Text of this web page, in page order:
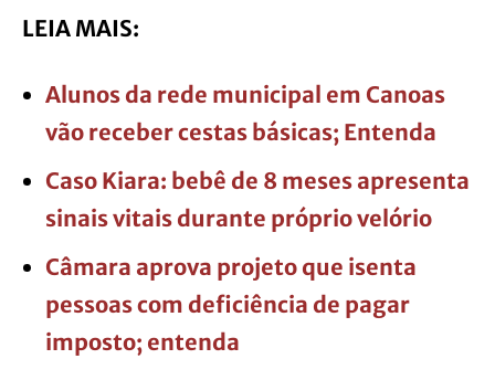
LEIA MAIS:
Alunos da rede municipal em Canoas
vão receber cestas básicas; Entenda
Caso Kiara: bebê de 8 meses apresenta
sinais vitais durante próprio velório
Câmara aprova projeto que isenta
pessoas com deficiência de pagar
imposto; entenda